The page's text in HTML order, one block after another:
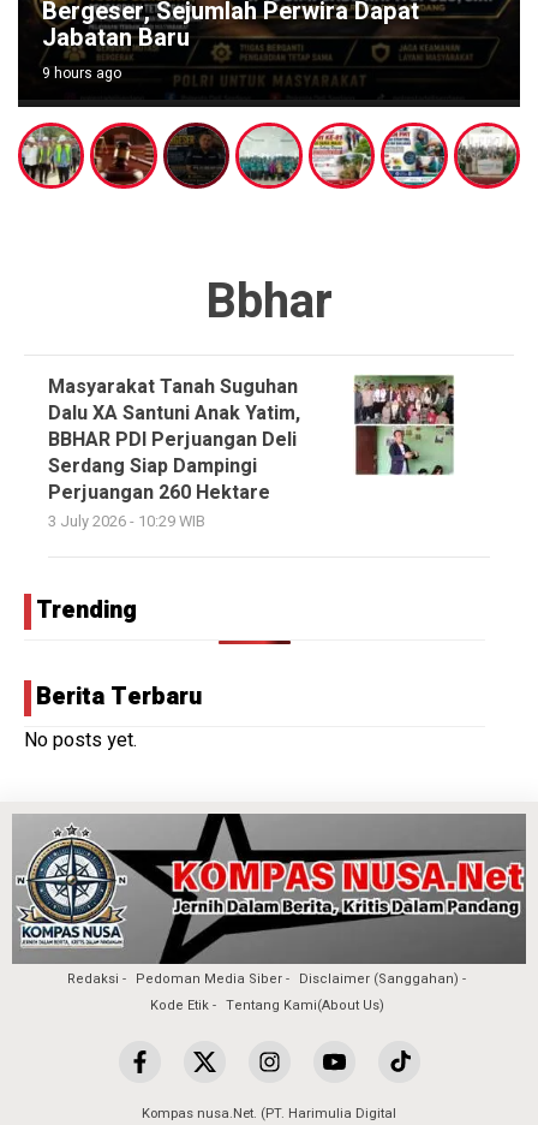
Bergeser, Sejumlah Perwira Dapat
Jabatan Baru
9 hours ago
Bbhar
Masyarakat Tanah Suguhan
Dalu XA Santuni Anak Yatim,
BBHAR PDI Perjuangan Deli
Serdang Siap Dampingi
Perjuangan 260 Hektare
3 July 2026 - 10:29 WIB
Trending
Berita Terbaru
No posts yet.
Redaksi Pedoman Media Siber
Disclaimer (Sanggahan)
Kode Etik
Tentang Kami(About Us)
Kompas nusa.Net. (PT. Harimulia Digital